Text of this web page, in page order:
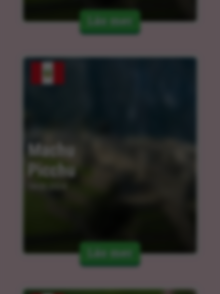
Läs mer
Machu
Picchu
Läs mer